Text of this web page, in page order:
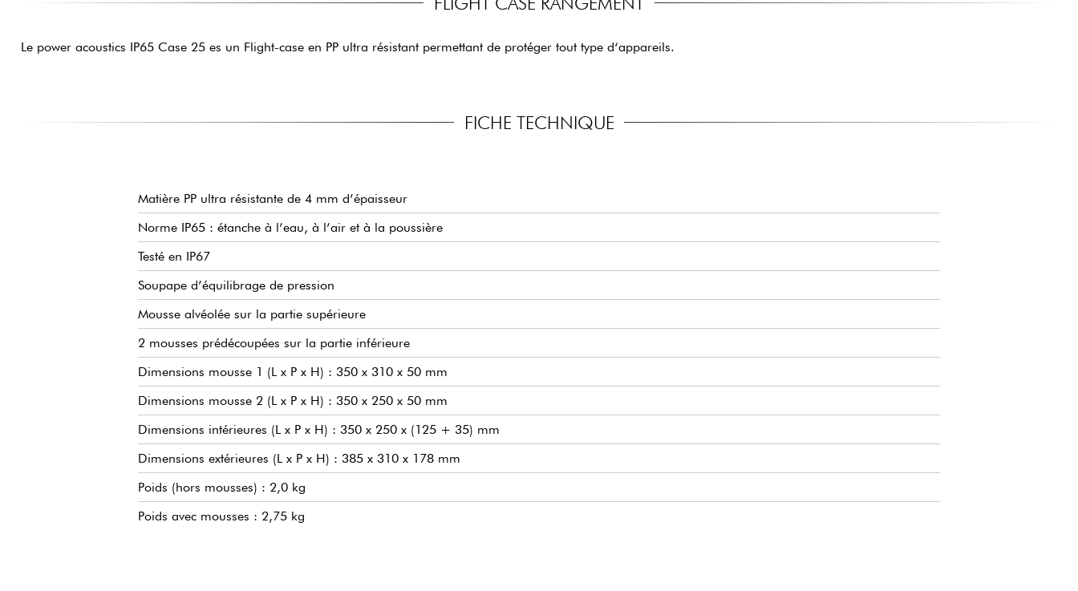
Le power acoustics IP65 Case 25 es un Flight-case en PP ultra résistant permettant de protéger tout type d‘appareils.
FICHE TECHNIQUE
Matière PP ultra résistante de 4 mm d’épaisseur
Norme IP65 : étanche à l’eau, à l’air et à la poussière
Testé en IP67
Soupape d’équilibrage de pression
Mousse alvéolée sur la partie supérieure
2 mousses prédécoupées sur la partie inférieure
Dimensions mousse 1 (L x P x H) : 350 x 310 x 50 mm
Dimensions mousse 2 (L x P x H) : 350 x 250 x 50 mm
Dimensions intérieures (L x P x H) : 350 x 250 x (125 + 35) mm
Dimensions extérieures (L x P x H) : 385 x 310 x 178 mm
Poids (hors mousses) : 2,0 kg
Poids avec mousses : 2,75 kg